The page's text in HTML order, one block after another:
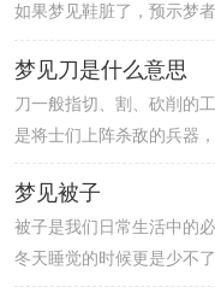
达到自己预期的目标，做
静，重新定位自己的目标
事，这样才能离目标越来越
如果梦见鞋脏了，预示梦
般，明明是自己在乎的东
中却是不值一提，这样会
大挫败，建议只要你坚持
有的价值性，结果就一定
看，所以梦者千万不要放
梦见刀是什么意思
刀一般指切、割、砍削的
是将士们上阵杀敌的兵器
一种刀形钱币，称为刀币
将遇到危险或者棘手的冲
近期要注意克制情绪，不
免事态进一步激化或是与
酿成危险后果。
梦见被子
被子是我们日常生活中的
冬天睡觉的时候更是少不
子，预示着梦者近期的运